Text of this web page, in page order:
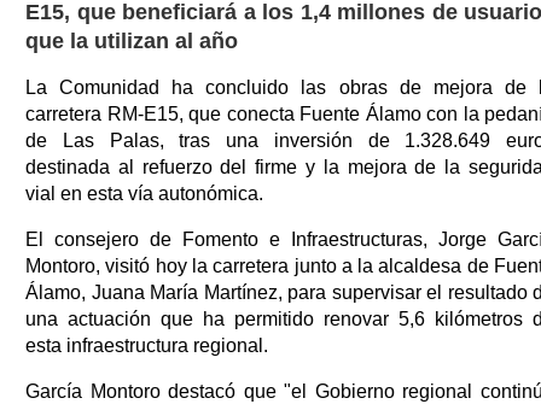
E15, que beneficiará a los 1,4 millones de
que la utilizan al año
La Comunidad ha concluido las obras de mejora de
carretera RM-E15, que conecta Fuente Álamo con la
de Las Palas, tras una inversión de 1.328.649
destinada al refuerzo del firme y la mejora de la
vial en esta vía autonómica.
El consejero de Fomento e Infraestructuras, Jorge
Montoro, visitó hoy la carretera junto a la alcaldesa de
Álamo, Juana María Martínez, para supervisar el resultado
una actuación que ha permitido renovar 5,6 kilómetros
esta infraestructura regional.
García Montoro destacó que "el Gobierno regional